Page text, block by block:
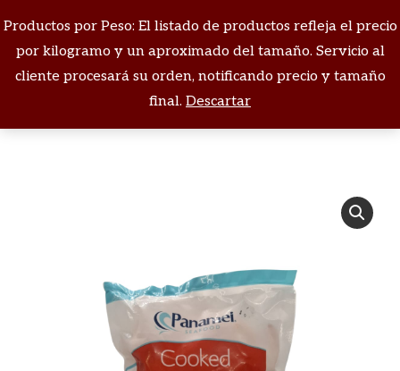
Productos por Peso: El listado de productos refleja el precio
por kilogramo y un aproximado del tamaño. Servicio al
cliente procesará su orden, notificando precio y tamaño
final. Descartar
Buscar:
Estás aquí: